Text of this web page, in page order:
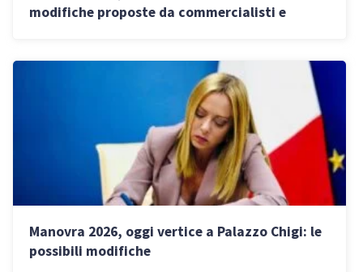
modifiche proposte da commercialisti e
Manovra 2026, oggi vertice a Palazzo Chigi: le
possibili modifiche